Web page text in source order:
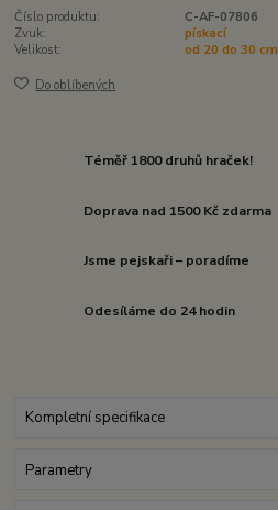
Číslo produktu:
C-AF-07806
Zvuk:
pískací
Velikost:
od 20 do 30 cm
Do oblíbených
Téměř 1800 druhů hraček!
Doprava nad 1500 Kč zdarma
Jsme pejskaři – poradíme
Odesíláme do 24 hodin
Kompletní specifikace
Parametry